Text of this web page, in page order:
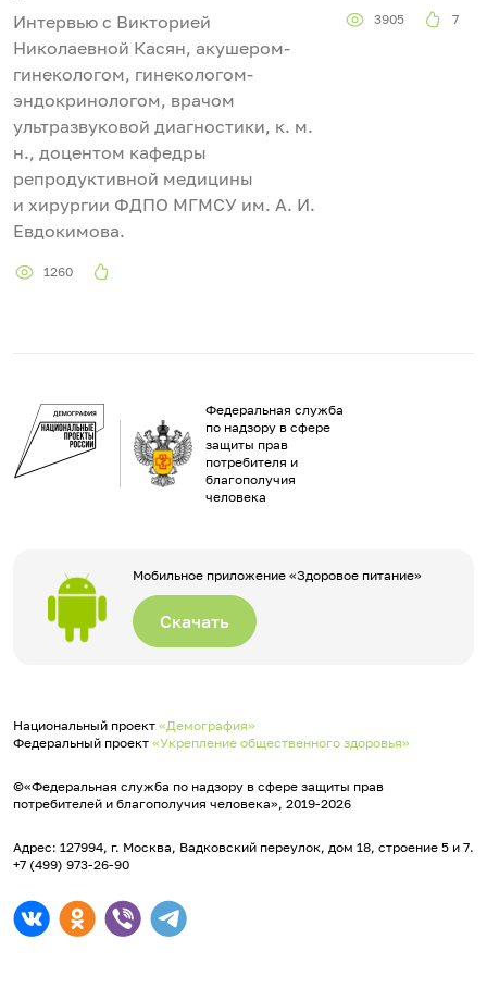
Интервью с Викторией
Николаевной Касян, акушером-
гинекологом, гинекологом-
эндокринологом, врачом
ультразвуковой диагностики, к. м.
н., доцентом кафедры
репродуктивной медицины
и хирургии ФДПО МГМСУ им. А. И.
Евдокимова.
1260
3905 7
Федеральная служба
по надзору в сфере
защиты прав
потребителя и
благополучия
человека
Мобильное приложение «Здоровое питание»
Скачать
Национальный проект «Демография»
Федеральный проект «Укрепление общественного здоровья»
©«Федеральная служба по надзору в сфере защиты прав
потребителей и благополучия человека», 2019-2026
Адрес: 127994, г. Москва, Вадковский переулок, дом 18, строение 5 и 7.
+7 (499) 973-26-90